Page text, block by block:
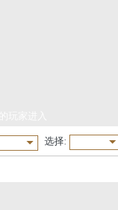
选择: